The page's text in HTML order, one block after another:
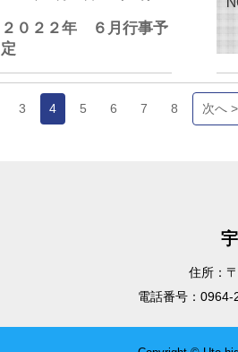
２０２２年 ６月行事予
定
3 4 5 6 7 8 次へ >
住所：
電話番号：